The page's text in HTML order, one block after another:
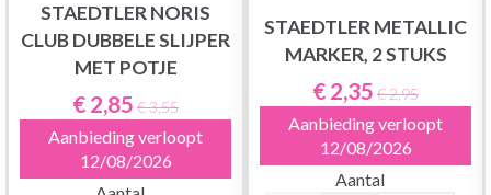
STAEDTLER NORIS
CLUB DUBBELE SLIJPER
MET POTJE
€ 2,85 € 3,55
Aanbieding verloopt
12/08/2026
STAEDTLER METALLIC
MARKER, 2 STUKS
€ 2,35 € 2,95
Aanbieding verloopt
12/08/2026
Aantal